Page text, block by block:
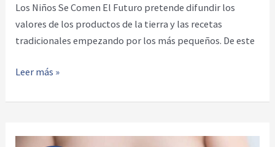
Los Niños Se Comen El Futuro pretende difundir los
valores de los productos de la tierra y las recetas
tradicionales empezando por los más pequeños. De este
La
gastronómica
las
Leer más »